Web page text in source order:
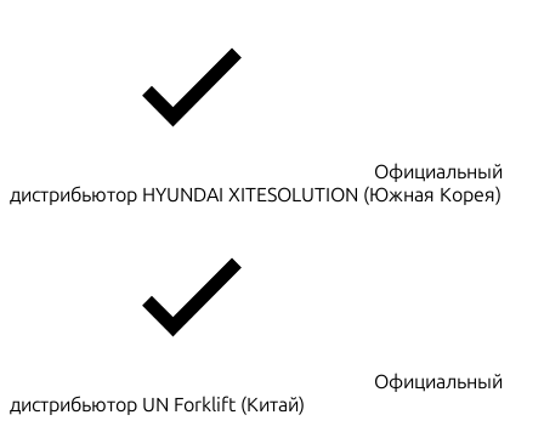
Официальный
дистрибьютор HYUNDAI XITESOLUTION (Южная Корея)
Официальный
дистрибьютор UN Forklift (Китай)